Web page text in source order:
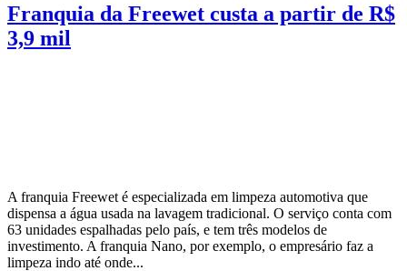
Franquia da Freewet custa a partir de R$
3,9 mil
A franquia Freewet é especializada em limpeza automotiva que
dispensa a água usada na lavagem tradicional. O serviço conta com
63 unidades espalhadas pelo país, e tem três modelos de
investimento. A franquia Nano, por exemplo, o empresário faz a
limpeza indo até onde...